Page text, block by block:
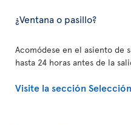
¿Ventana o pasillo?
Acomódese en el asiento de
hasta 24 horas antes de la
Visite la sección